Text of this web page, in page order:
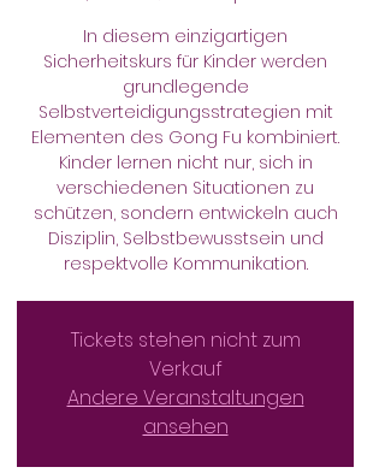
In diesem einzigartigen
Sicherheitskurs für Kinder werden
grundlegende
Selbstverteidigungsstrategien mit
Elementen des Gong Fu kombiniert.
Kinder lernen nicht nur, sich in
verschiedenen Situationen zu
schützen, sondern entwickeln auch
Disziplin, Selbstbewusstsein und
respektvolle Kommunikation.
Tickets stehen nicht zum
Verkauf
Andere Veranstaltungen
ansehen